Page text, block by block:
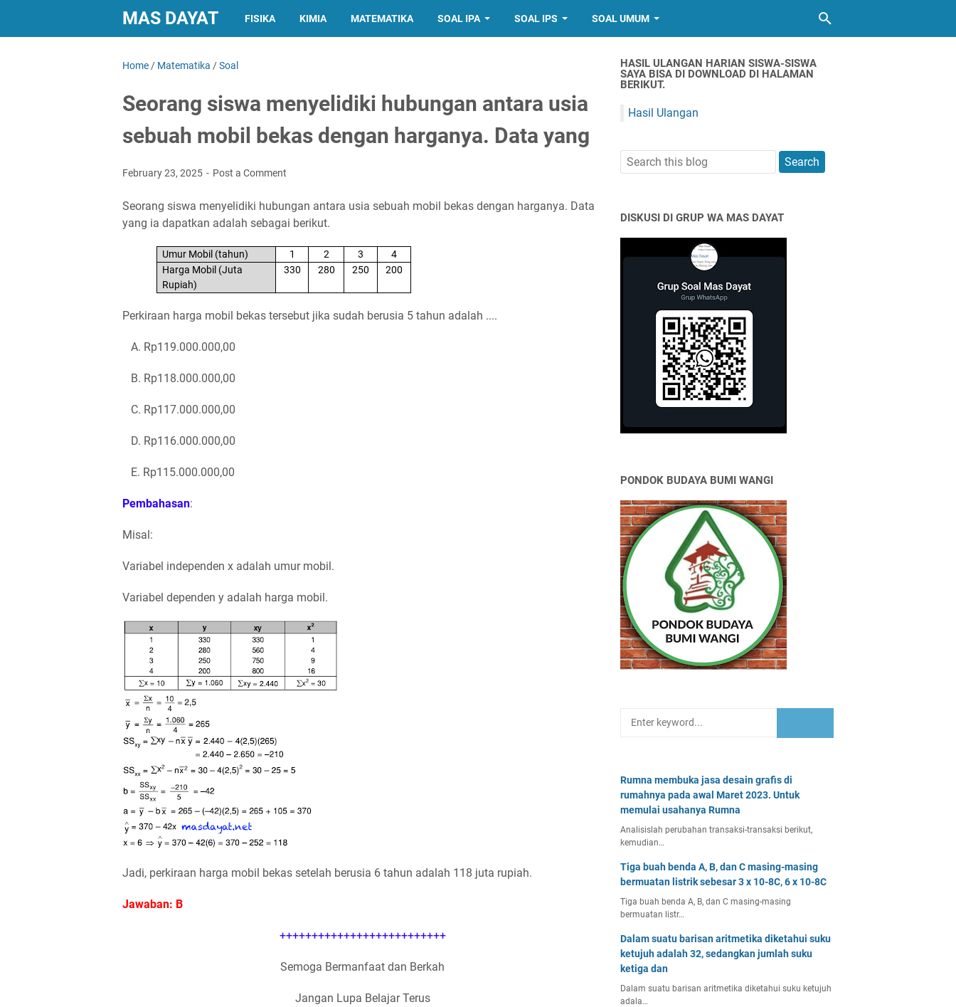
MAS DAYAT FISIKA KIMIA MATEMATIKA SOAL IPA SOAL IPS SOAL UMUM
Home / Matematika /Soal
Seorang siswa menyelidiki hubungan antara usia
sebuah mobil bekas dengan harganya. Data yang
February 23, 2025 Post a Comment
Seorang siswa menyelidiki hubungan antara usia sebuah mobil bekas dengan harganya. Data
yang ia dapatkan adalah sebagai berikut.
Umur Mobil (tahun) 1 2 3
4
Harga Mobil (Juta
Rupiah)
330 280 250 200
Perkiraan harga mobil bekas tersebut jika sudah berusia 5 tahun adalah ....
A. Rp119.000.000,00
B. Rp118.000.000,00
C. Rp117.000.000,00
D. Rp116.000.000,00
E. Rp115.000.000,00
Pembahasan:
Misal:
Variabel independen x adalah umur mobil.
Variabel dependen y adalah harga mobil.
Jadi, perkiraan harga mobil bekas setelah berusia 6 tahun adalah 118 juta rupiah.
Jawaban: B
++++++++++++++++++++++++++
Semoga Bermanfaat dan Berkah
Jangan Lupa Belajar Terus
HASIL ULANGAN HARIAN SISWA-SISWA
SAYA BISA DI DOWNLOAD DI HALAMAN
BERIKUT.
Hasil Ulangan
DISKUSI DI GRUP WA MAS DAYAT
PONDOK BUDAYA BUMI WANGI
Rumna membuka jasa desain grafis di
rumahnya pada awal Maret 2023. Untuk
memulai usahanya Rumna
Analisislah perubahan transaksi-transaksi berikut,
kemudian…
Tiga buah benda A, B, dan C masing-masing
bermuatan listrik sebesar 3 x 10-8C, 6 x 10-8C
Tiga buah benda A, B, dan C masing-masing
bermuatan listr…
Dalam suatu barisan aritmetika diketahui suku
ketujuh adalah 32, sedangkan jumlah suku
ketiga dan
Dalam suatu barisan aritmetika diketahui suku ketujuh
adala…